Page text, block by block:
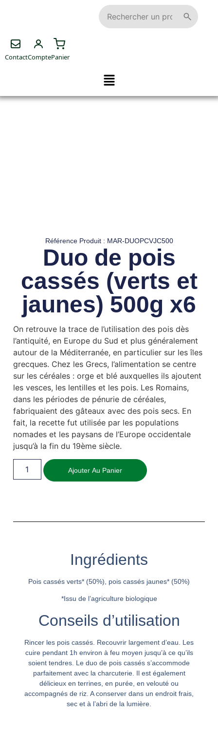
ContactComptePanier
Référence Produit : MAR-DUOPCVJC500
Duo de pois
cassés (verts et
jaunes) 500g x6
On retrouve la trace de l’utilisation des pois dès
l’antiquité, en Europe du Sud et plus généralement
autour de la Méditerranée, en particulier sur les îles
grecques. Chez les Grecs, l’alimentation se centre
sur les céréales : orge et blé auxquelles ils ajoutent
les vesces, les lentilles et les pois. Les Romains,
dans les périodes de pénurie de céréales,
fabriquaient des gâteaux avec des pois secs. En
fait, la recette fut utilisée par les populations
nomades et les paysans de l’Europe occidentale
jusqu’à la fin du 19ème siècle.
Ajouter Au Panier
Ingrédients
Pois cassés verts* (50%), pois cassés jaunes* (50%)
*Issu de l’agriculture biologique
Conseils d’utilisation
Rincer les pois cassés. Recouvrir largement d’eau. Les
cuire pendant 1h environ à feu moyen jusqu’à ce qu’ils
soient tendres. Le duo de pois cassés s’accommode
parfaitement avec la charcuterie. Il est également
délicieux en terrines, en purée, en velouté ou
accompagnés de riz. A conserver dans un endroit frais,
sec et à l’abri de la lumière.